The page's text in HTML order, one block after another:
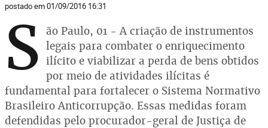
postado em 01/09/2016 16:31
S ão Paulo, 01 - A criação de instrumentos
legais para combater o enriquecimento
ilícito e viabilizar a perda de bens obtidos
por meio de atividades ilícitas é
fundamental para fortalecer o Sistema Normativo
Brasileiro Anticorrupção. Essas medidas foram
defendidas pelo procurador-geral de Justiça de